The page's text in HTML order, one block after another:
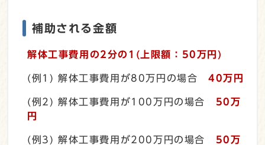
補助される金額
解体工事費用の2分の1(上限額：50万円)
(例1) 解体工事費用が80万円の場合 40万円
(例2) 解体工事費用が100万円の場合 50万
円
(例3) 解体工事費用が200万円の場合 50万